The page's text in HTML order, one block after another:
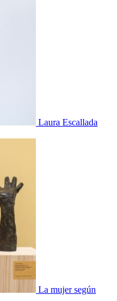
Laura Escallada
La mujer según